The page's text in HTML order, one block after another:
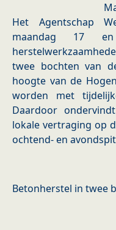
Het Agentschap
maandag 17
twee bochten van
hoogte van de
worden met
Daardoor
lokale vertraging op
ochtend- en
Betonherstel in twee